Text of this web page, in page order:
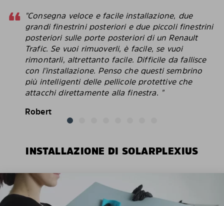
"Consegna veloce e facile installazione, due
grandi finestrini posteriori e due piccoli finestrini
posteriori sulle porte posteriori di un Renault
Trafic. Se vuoi rimuoverli, è facile, se vuoi
rimontarli, altrettanto facile. Difficile da fallisce
con l'installazione. Penso che questi sembrino
più intelligenti delle pellicole protettive che
attacchi direttamente alla finestra. "
Robert
INSTALLAZIONE DI SOLARPLEXIUS